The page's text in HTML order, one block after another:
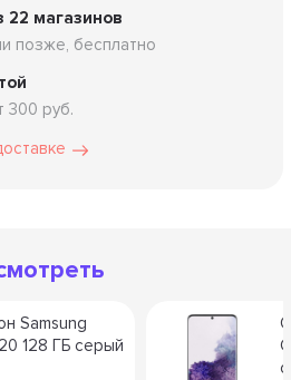
22 магазинов
позже, бесплатно
300 руб.
Samsung
128 ГБ серый